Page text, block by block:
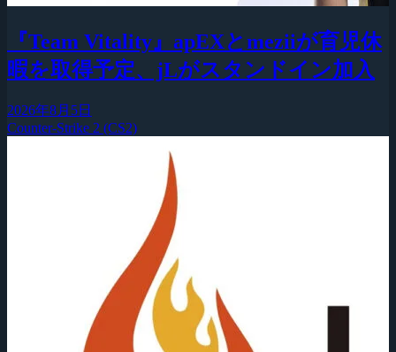
『Team Vitality』apEXとmeziiが育児休
暇を取得予定、jLがスタンドイン加入
2026年8月5日
Counter-Strike 2 (CS2)